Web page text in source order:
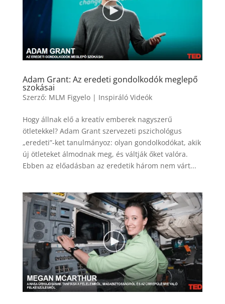
Adam Grant: Az eredeti gondolkodók meglepő
szokásai
Szerző: MLM Figyelo| Inspiráló Videók
Hogy állnak elő a kreatív emberek nagyszerű
ötletekkel? Adam Grant szervezeti pszichológus
„eredeti”-ket tanulmányoz: olyan gondolkodókat, akik
új ötleteket álmodnak meg, és váltják őket valóra.
Ebben az előadásban az eredetik három nem várt...